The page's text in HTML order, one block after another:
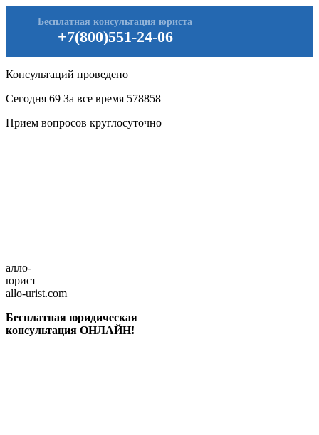
+7(800)551-24-06
Бесплатная консультация юриста
Консультаций проведено
Сегодня 69 За все время 578858
Прием вопросов круглосуточно
алло-
юрист
allo-urist.com
Бесплатная юридическая
консультация ОНЛАЙН!